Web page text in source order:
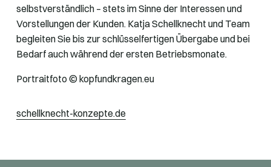
selbstverständlich – stets im Sinne der Interessen und
Vorstellungen der Kunden. Katja Schellknecht und Team
begleiten Sie bis zur schlüsselfertigen Übergabe und bei
Bedarf auch während der ersten Betriebsmonate.
Portraitfoto © kopfundkragen.eu
schellknecht-konzepte.de